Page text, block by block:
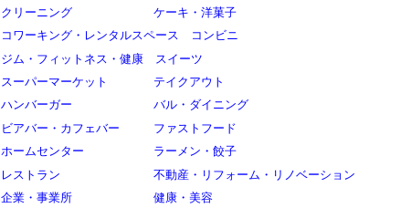
クリーニング
ケーキ・洋菓子
コワーキング・レンタルスペース
コンビニ
ジム・フィットネス・健康
スイーツ
スーパーマーケット
テイクアウト
ハンバーガー
バル・ダイニング
ビアバー・カフェバー
ファストフード
ホームセンター
ラーメン・餃子
レストラン
不動産・リフォーム・リノベーション
企業・事業所
健康・美容